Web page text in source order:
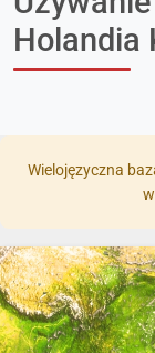
Holandia
Wielojęzyczna